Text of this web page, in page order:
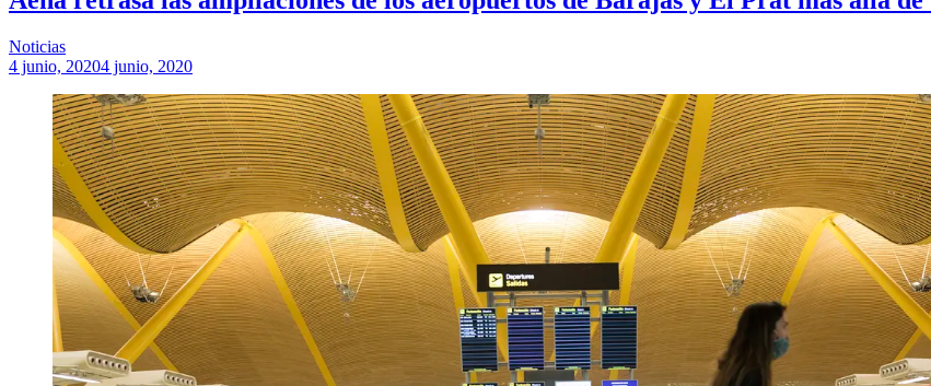
Noticias
4 junio, 20204 junio, 2020